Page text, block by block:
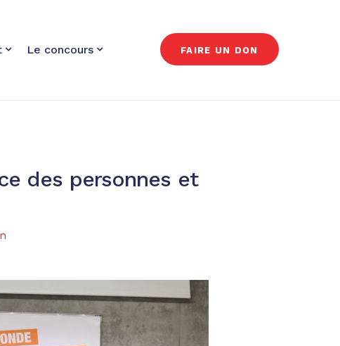
Le concours FAIRE UN DON
des personnes et